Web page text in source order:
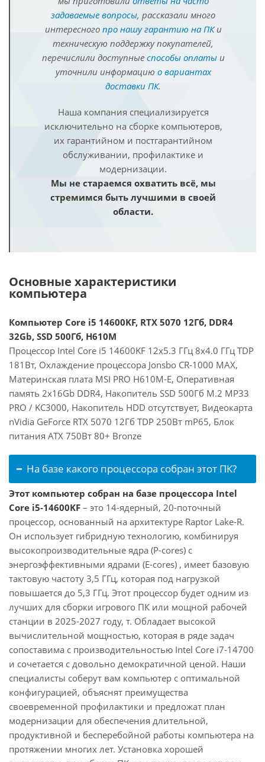
задаваемые вопросы, рассказали много
интересного про нашу гарантию на ПКи
техническую поддержку покупателей,
перечислили доступные способы оплатыи
уточнили информацию о вариантах
доставки ПК.
Наша компания специализируется
исключительно на сборке компьютеров,
их гарантийном и постгарантийном
обслуживании, профилактике и
модернизации.
Мы не стараемся охватить всё, мы
стремимся быть лучшими в своей
области.
Основные характеристики
компьютера
Компьютер Core i5 14600KF, RTX 5070 12Гб, DDR4
32Gb, SSD 500Гб, H610M
Процессор Intel Core i5 14600KF 12x5.3 ГГц 8x4.0 ГГц TDP
181Вт, Охлаждение процессора Jonsbo CR-1000 MAX,
Материнская плата MSI PRO H610M-E, Оперативная
память 2x16Gb DDR4, Накопитель SSD 500Гб M.2 MP33
PRO / KC3000, Накопитель HDD отсутствует, Видеокарта
nVidia GeForce RTX 5070 12Гб TDP 250Вт mP65, Блок
питания ATX 750Вт 80+ Bronze
На базе какого процессора собран этот ПК?
Этот компьютер собран на базе процессора Intel
Core i5-14600KF – это 14-ядерный, 20-поточный
процессор, основанный на архитектуре Raptor Lake-R.
Он использует гибридную технологию, комбинируя
высокопроизводительные ядра (P-cores) с
энергоэффективными ядрами (E-cores) , имеет базовую
тактовую частоту 3,5 ГГц, которая под нагрузкой
повышается до 5,3 ГГц. Этот процессор будет одним из
лучших для сборки игрового ПК или мощной рабочей
станции в 2025-2027 году, т. Обладает высокой
вычислительной мощностью, которая в ряде задач
сопоставима с производительностью Intel Core i7-14700
и сочетается с довольно демократичной ценой. Наши
специалисты соберут вам компьютер с оптимальной
конфигурацией, объяснят преимущества
своевременной профилактики и предложат план
модернизации для обеспечения длительной,
продуктивной и бесперебойной работы компьютера на
протяжении многих лет. Установка хорошей